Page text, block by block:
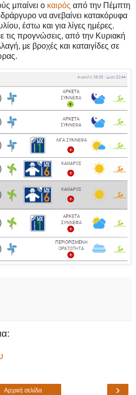
μπαίνει ο καιρός από την Πέμπτη
να ανεβαίνει κατακόρυφα
έστω και για λίγες ημέρες.
προγνώσεις, από την Κυριακή
με βροχές και καταιγίδες σε
›
Αρχική σελίδα